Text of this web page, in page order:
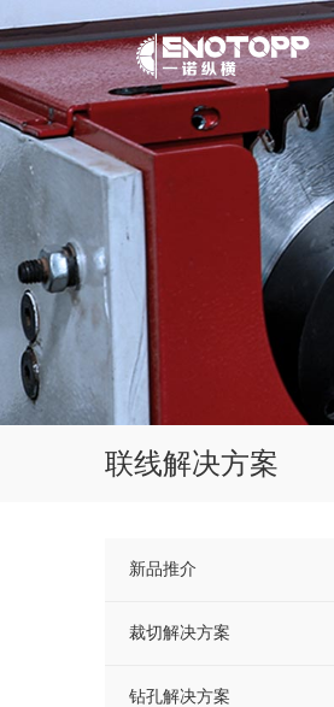
联线解决方案
新品推介
裁切解决方案
钻孔解决方案